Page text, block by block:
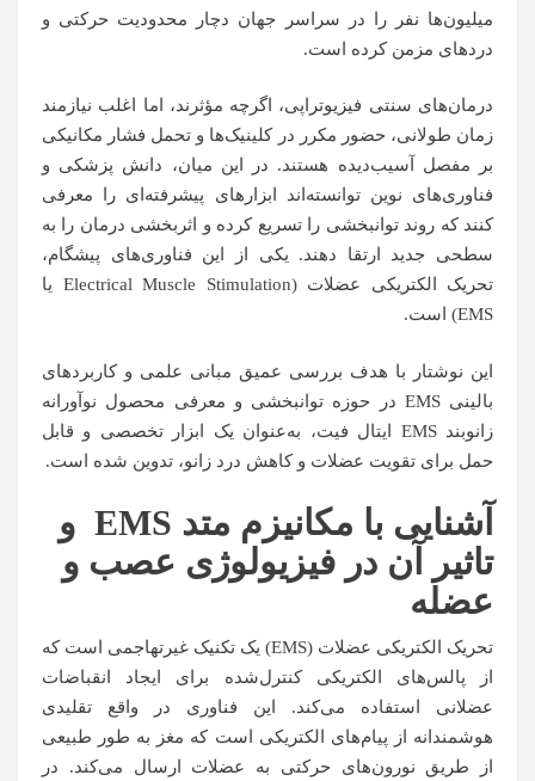
میلیون‌ها نفر را در سراسر جهان دچار محدودیت حرکتی و
دردهای مزمن کرده است.
درمان‌های سنتی فیزیوتراپی، اگرچه مؤثرند، اما اغلب نیازمند
زمان طولانی، حضور مکرر در کلینیک‌ها و تحمل فشار مکانیکی
بر مفصل آسیب‌دیده هستند. در این میان، دانش پزشکی و
فناوری‌های نوین توانسته‌اند ابزارهای پیشرفته‌ای را معرفی
کنند که روند توانبخشی را تسریع کرده و اثربخشی درمان را به
سطحی جدید ارتقا دهند. یکی از این فناوری‌های پیشگام،
تحریک الکتریکی عضلات (Electrical Muscle Stimulation یا
EMS) است.
این نوشتار با هدف بررسی عمیق مبانی علمی و کاربردهای
بالینی EMS در حوزه توانبخشی و معرفی محصول نوآورانه
زانوبند EMS ایتال فیت، به‌عنوان یک ابزار تخصصی و قابل
حمل برای تقویت عضلات و کاهش درد زانو، تدوین شده است.
آشنایی با مکانیزم متد EMS و
تاثیر آن در فیزیولوژی عصب و
عضله
تحریک الکتریکی عضلات (EMS) یک تکنیک غیرتهاجمی است که
از پالس‌های الکتریکی کنترل‌شده برای ایجاد انقباضات
عضلانی استفاده می‌کند. این فناوری در واقع تقلیدی
هوشمندانه از پیام‌های الکتریکی است که مغز به طور طبیعی
از طریق نورون‌های حرکتی به عضلات ارسال می‌کند. در